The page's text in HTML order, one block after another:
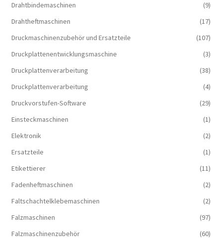
Drahtbindemaschinen
(9)
Drahtheftmaschinen
(17)
Druckmaschinenzubehör und Ersatzteile
(107)
Druckplattenentwicklungsmaschine
(3)
Druckplattenverarbeitung
(38)
Druckplattenverarbeitung
(4)
Druckvorstufen-Software
(29)
Einsteckmaschinen
(1)
Elektronik
(2)
Ersatzteile
(1)
Etikettierer
(11)
Fadenheftmaschinen
(2)
Faltschachtelklebemaschinen
(2)
Falzmaschinen
(97)
Falzmaschinenzubehör
(60)